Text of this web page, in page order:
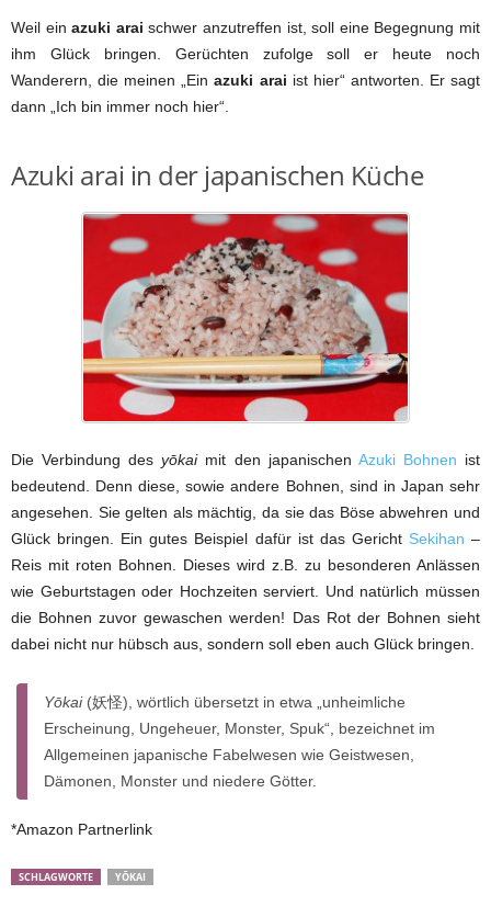
Weil einazuki arai schwer anzutreffen ist, soll eine Begegnung mit
ihm Glück bringen. Gerüchten zufolge soll er heute noch
Wanderern, die meinen „Einazuki arai ist hier“ antworten. Er sagt
dann „Ich bin immer noch hier“.
Azuki arai in der japanischen Küche
Die Verbindung desyōkaimit den japanischen Azuki Bohnen ist
bedeutend. Denn diese, sowie andere Bohnen, sind in Japan sehr
angesehen. Sie gelten als mächtig, da sie das Böse abwehren und
Glück bringen. Ein gutes Beispiel dafür ist das Gericht Sekihan –
Reis mit roten Bohnen. Dieses wird z.B. zu besonderen Anlässen
wie Geburtstagen oder Hochzeiten serviert. Und natürlich müssen
die Bohnen zuvor gewaschen werden! Das Rot der Bohnen sieht
dabei nicht nur hübsch aus, sondern soll eben auch Glück bringen.
Yōkai(妖怪), wörtlich übersetzt in etwa „unheimliche
Erscheinung, Ungeheuer, Monster, Spuk“, bezeichnet im
Allgemeinen japanische Fabelwesen wie Geistwesen,
Dämonen, Monster und niedere Götter.
*Amazon Partnerlink
SCHLAGWORTE YŌKAI